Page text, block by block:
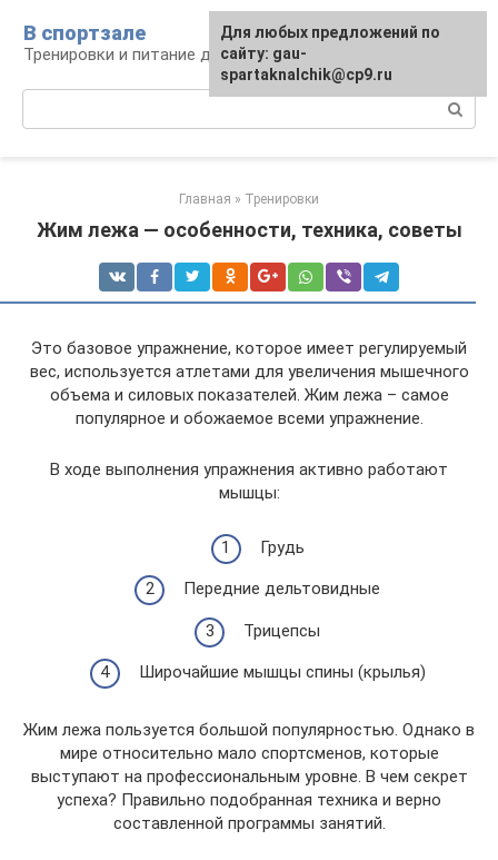
контенту
В спортзале
Тренировки и питание для здоровья
Главная » Тренировки
Жим лежа — особенности, техника, советы
Это базовое упражнение, которое имеет регулируемый
вес, используется атлетами для увеличения мышечного
объема и силовых показателей. Жим лежа – самое
популярное и обожаемое всеми упражнение.
В ходе выполнения упражнения активно работают
мышцы:
Грудь
Передние дельтовидные
Трицепсы
Широчайшие мышцы спины (крылья)
Жим лежа пользуется большой популярностью. Однако в
мире относительно мало спортсменов, которые
выступают на профессиональным уровне. В чем секрет
успеха? Правильно подобранная техника и верно
составленной программы занятий.
Для любых предложений по
сайту: gau-
spartaknalchik@cp9.ru